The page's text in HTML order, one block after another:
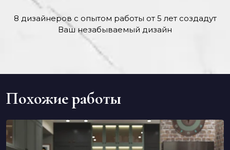
8 дизайнеров с опытом работы от 5 лет создадут
Ваш незабываемый дизайн
Похожие работы